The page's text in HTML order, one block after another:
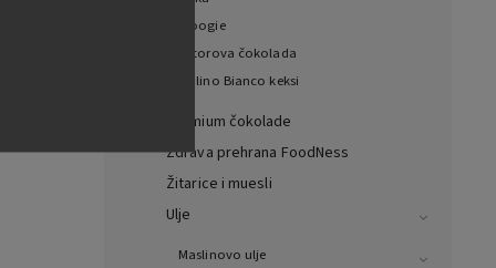
Woogie
Witorova čokolada
Mulino Bianco keksi
Premium čokolade
Zdrava prehrana FoodNess
Žitarice i muesli
Ulje
Maslinovo ulje